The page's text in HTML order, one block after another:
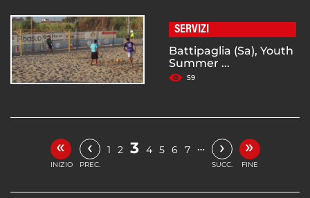
SERVIZI
Battipaglia (Sa), Youth
Summer ...
59
«
INIZIO
‹
PREC.
1 2 3 4 5 6 7 … ›
SUCC.
»
FINE